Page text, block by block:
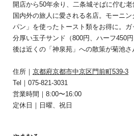
開店から50年余り、二条城そばに佇む
国内外の旅人に愛される名店。モーニ
パン」を使ったトースト類をお得に。
分厚い玉子サンド（800円、ハーフ450
後は近くの「神泉苑」への散策が菊池さ
住所｜ 京都府京都市中京区門前町539-3
Tel｜075-821-3031
営業時間｜8:00〜16:00
定休日｜日曜、祝日